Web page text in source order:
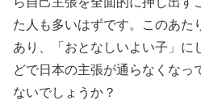
た人も多いはずです。このあた
あり、「おとなしいよい子」に
どで日本の主張が通らなくなっ
ないでしょうか？